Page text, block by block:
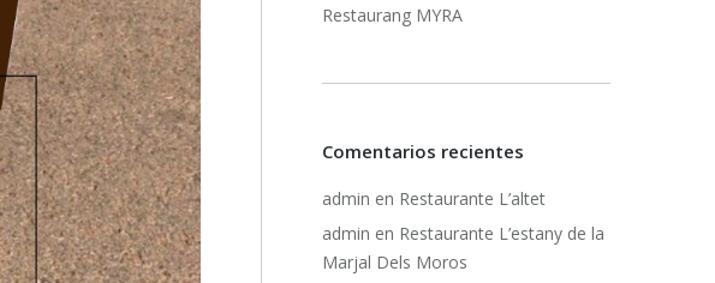
Restaurang MYRA
Comentarios recientes
admin en Restaurante L’altet
admin en Restaurante L’estany de la
Marjal Dels Moros